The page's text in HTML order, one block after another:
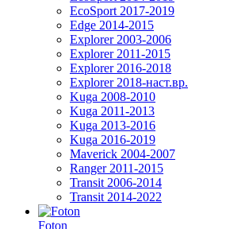
EcoSport 2017-2019
Edge 2014-2015
Explorer 2003-2006
Explorer 2011-2015
Explorer 2016-2018
Explorer 2018-наст.вр.
Kuga 2008-2010
Kuga 2011-2013
Kuga 2013-2016
Kuga 2016-2019
Maverick 2004-2007
Ranger 2011-2015
Transit 2006-2014
Transit 2014-2022
Foton